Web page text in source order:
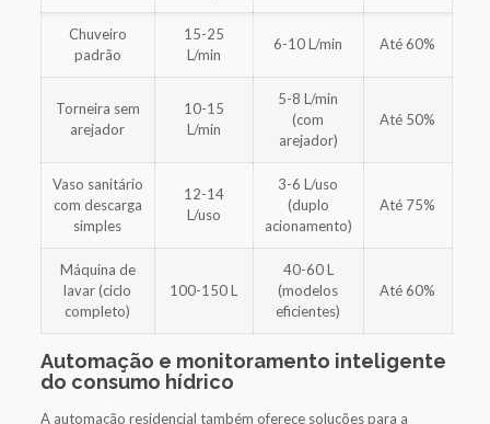
Chuveiro
padrão
15-25
L/min
6-10 L/min Até 60%
Torneira sem
arejador
10-15
L/min
5-8 L/min
(com
arejador)
Até 50%
Vaso sanitário
com descarga
simples
12-14
L/uso
3-6 L/uso
(duplo
acionamento)
Até 75%
Máquina de
lavar (ciclo
completo)
100-150 L
40-60 L
(modelos
eficientes)
Até 60%
Automação e monitoramento inteligente
do consumo hídrico
A automação residencial também oferece soluções para a